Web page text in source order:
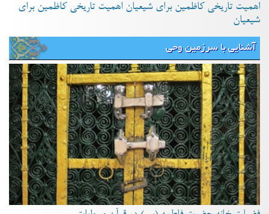
اهمیت تاریخی کاظمین برای شیعیان اهمیت تاریخی کاظمین برای
شیعیان
آشنایی با سرزمین وحی